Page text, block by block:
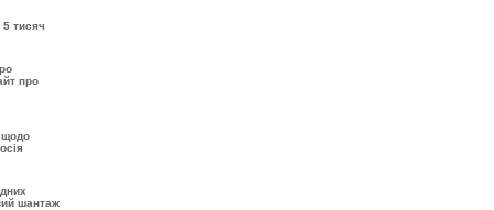
5 тисяч
про
щодо
шантаж